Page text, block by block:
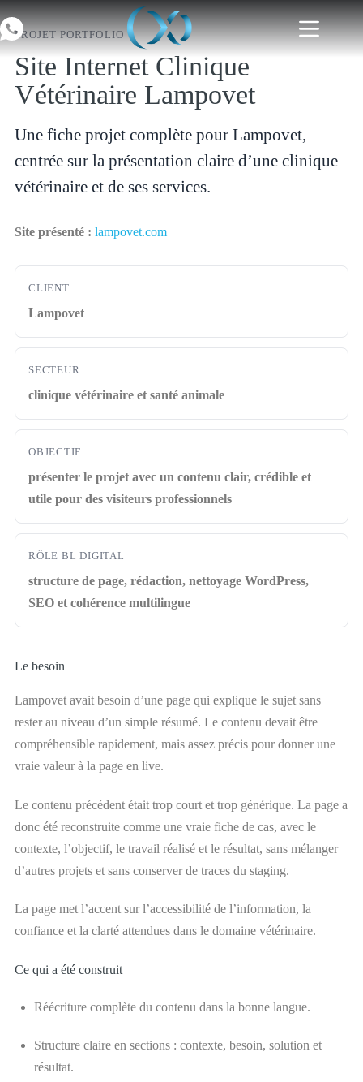
PROJET PORTFOLIO
Site Internet Clinique
Vétérinaire Lampovet
Une fiche projet complète pour Lampovet,
centrée sur la présentation claire d’une clinique
vétérinaire et de ses services.
Site présenté : lampovet.com
CLIENT
Lampovet
SECTEUR
clinique vétérinaire et santé animale
OBJECTIF
présenter le projet avec un contenu clair, crédible et
utile pour des visiteurs professionnels
RÔLE BL DIGITAL
structure de page, rédaction, nettoyage WordPress,
SEO et cohérence multilingue
Le besoin
Lampovet avait besoin d’une page qui explique le sujet sans
rester au niveau d’un simple résumé. Le contenu devait être
compréhensible rapidement, mais assez précis pour donner une
vraie valeur à la page en live.
Le contenu précédent était trop court et trop générique. La page a
donc été reconstruite comme une vraie fiche de cas, avec le
contexte, l’objectif, le travail réalisé et le résultat, sans mélanger
d’autres projets et sans conserver de traces du staging.
La page met l’accent sur l’accessibilité de l’information, la
confiance et la clarté attendues dans le domaine vétérinaire.
Ce qui a été construit
Réécriture complète du contenu dans la bonne langue.
Structure claire en sections : contexte, besoin, solution et
résultat.